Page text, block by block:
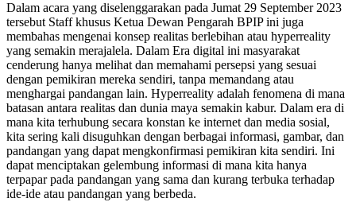
Dalam acara yang diselenggarakan pada Jumat 29 September 2023
tersebut Staff khusus Ketua Dewan Pengarah BPIP ini juga
membahas mengenai konsep realitas berlebihan atau hyperreality
yang semakin merajalela. Dalam Era digital ini masyarakat
cenderung hanya melihat dan memahami persepsi yang sesuai
dengan pemikiran mereka sendiri, tanpa memandang atau
menghargai pandangan lain. Hyperreality adalah fenomena di mana
batasan antara realitas dan dunia maya semakin kabur. Dalam era di
mana kita terhubung secara konstan ke internet dan media sosial,
kita sering kali disuguhkan dengan berbagai informasi, gambar, dan
pandangan yang dapat mengkonfirmasi pemikiran kita sendiri. Ini
dapat menciptakan gelembung informasi di mana kita hanya
terpapar pada pandangan yang sama dan kurang terbuka terhadap
ide-ide atau pandangan yang berbeda.